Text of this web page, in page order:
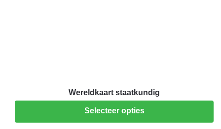
Wereldkaart staatkundig
Selecteer opties